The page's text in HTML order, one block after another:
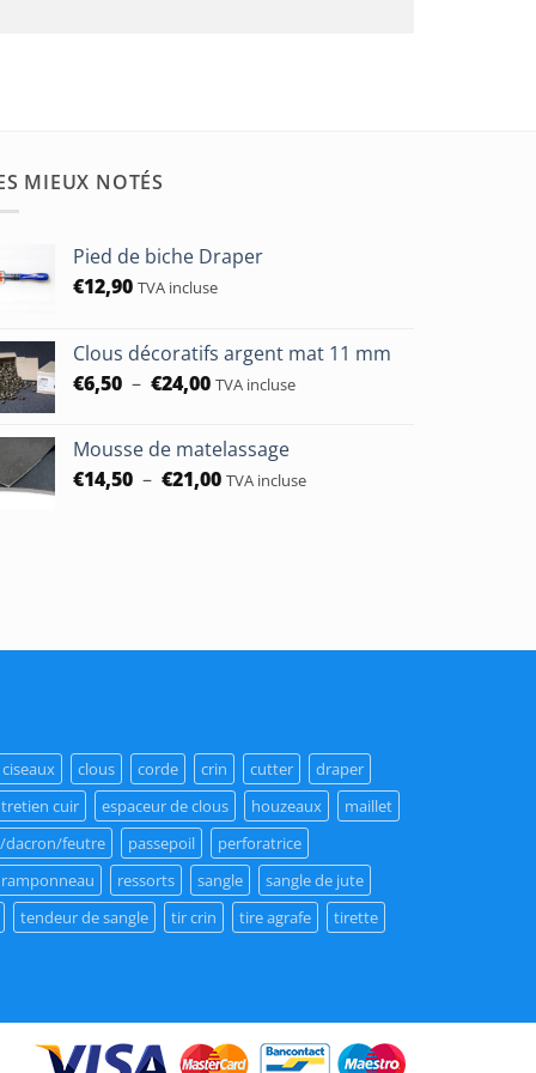
MIEUX NOTÉS
Pied de biche Draper
€12,90 TVA incluse
Clous décoratifs argent mat 11 mm
€6,50 – €24,00Plage
€6,50
à
TVA incluse
Mousse de matelassage
€14,50 – €21,00Plage
TVA incluse
ciseaux clous corde crin cutter
draper
cuir espaceur de clous houzeaux
maillet
dacron/feutre passepoil
perforatrice
ramponneau ressorts sangle
sangle de jute
tendeur de sangle tir crin tire agrafe
tirette